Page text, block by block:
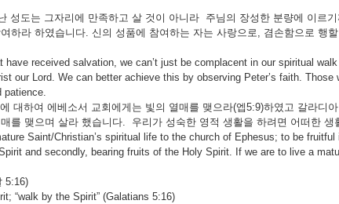
도는 그자리에 만족하고 살 것이 아니라 주님의 장성한 분량에 이르
하라 하였습니다. 신의 성품에 참여하는 자는 사랑으로, 겸손함으로 행
received salvation, we can’t just be complacent in our spiritual
our Lord. We can better achieve this by observing Peter’s faith.
patience.
하여 에베소서 교회에게는 빛의 열매를 맺으라(엡5:9)하였고 갈라디
를 맺으며 살라 했습니다. 우리가 성숙한 영적 생활을 하려면 어떠한 생
Saint/Christian’s spiritual life to the church of Ephesus; to be
and secondly, bearing fruits of the Holy Spirit. If we are to live a
5:16)
“walk by the Spirit” (Galatians 5:16)